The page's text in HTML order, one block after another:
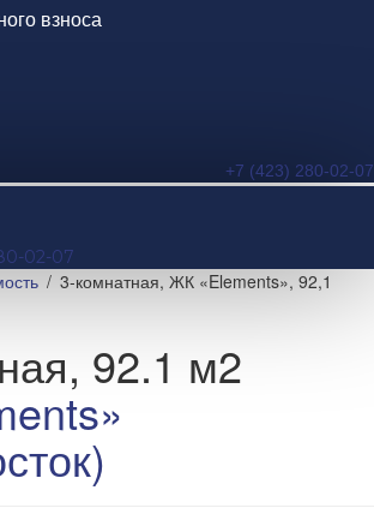
взноса
+7 (423) 280-02-07
02-07
3-комнатная, ЖК «Elements», 92,1
92.1 м2